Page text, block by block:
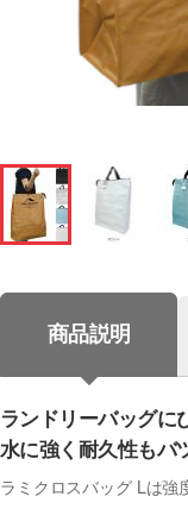
商品説明
ランドリーバッグに
水に強く耐久性もバ
ラミクロスバッグ Lは強